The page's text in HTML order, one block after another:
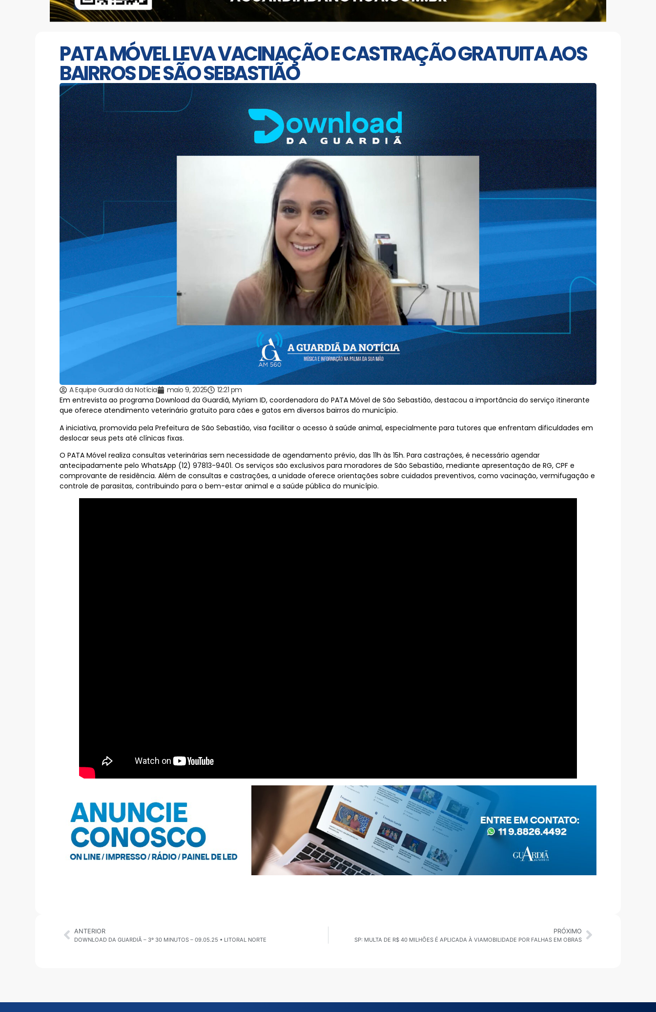
PATA MÓVEL LEVA VACINAÇÃO E CASTRAÇÃO GRATUITA AOS
BAIRROS DE SÃO SEBASTIÃO
A Equipe Guardiã da Notícia maio 9, 2025
12:21 pm
Em entrevista ao programa Download da Guardiã, Myriam ID, coordenadora do PATA Móvel de São Sebastião, destacou a importância do serviço itinerante
que oferece atendimento veterinário gratuito para cães e gatos em diversos bairros do município.
A iniciativa, promovida pela Prefeitura de São Sebastião, visa facilitar o acesso à saúde animal, especialmente para tutores que enfrentam dificuldades em
deslocar seus pets até clínicas fixas.
O PATA Móvel realiza consultas veterinárias sem necessidade de agendamento prévio, das 11h às 15h. Para castrações, é necessário agendar
antecipadamente pelo WhatsApp (12) 97813-9401. Os serviços são exclusivos para moradores de São Sebastião, mediante apresentação de RG, CPF e
comprovante de residência. Além de consultas e castrações, a unidade oferece orientações sobre cuidados preventivos, como vacinação, vermifugação e
controle de parasitas, contribuindo para o bem-estar animal e a saúde pública do município.
ANTERIOR
DOWNLOAD DA GUARDIÃ – 3º 30 MINUTOS – 09.05.25 • LITORAL NORTE
PRÓXIMO
SP: MULTA DE R$ 40 MILHÕES É APLICADA À VIAMOBILIDADE POR FALHAS EM OBRAS